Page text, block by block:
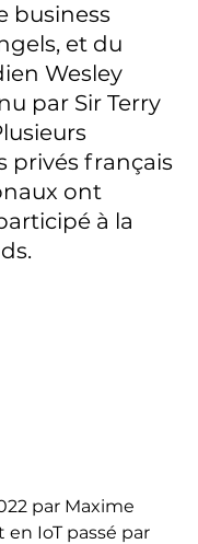
business
et du
Wesley
par Sir Terry
privés français
ont
à la
par Maxime
en IoT passé par